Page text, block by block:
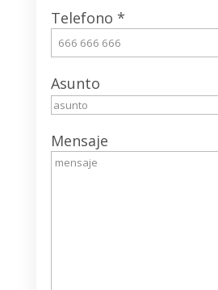
Telefono *
Asunto
Mensaje